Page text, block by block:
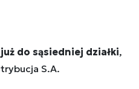
do sąsiedniej działki,
S.A.